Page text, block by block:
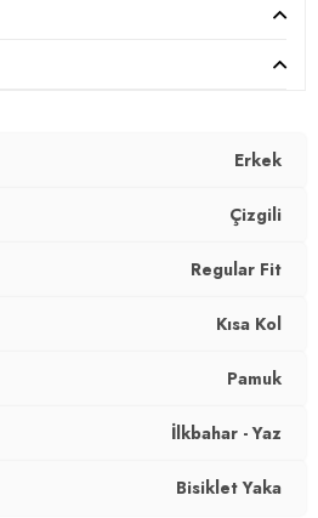
cm / Göğüs : 90 cm / Bel : 73 cm
Erkek
Çizgili
Regular Fit
Kısa Kol
Pamuk
İlkbahar - Yaz
Bisiklet Yaka